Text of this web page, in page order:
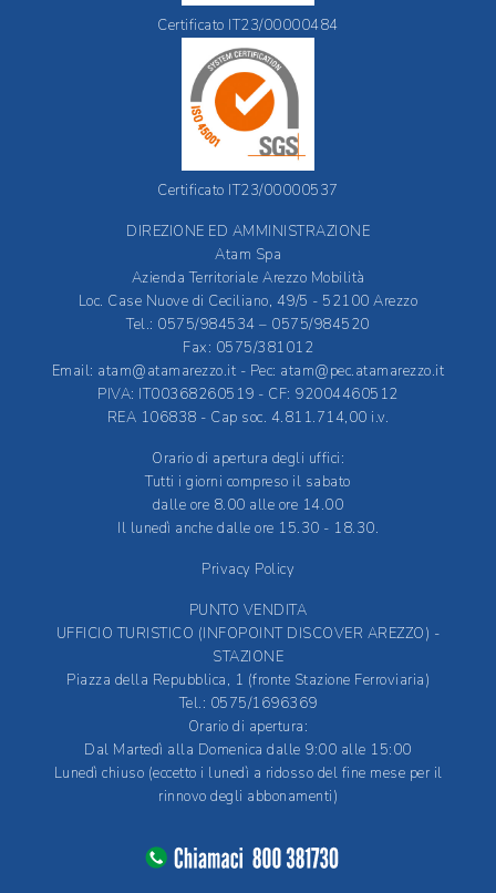
Certificato IT23/00000484
Certificato IT23/00000537
DIREZIONE ED AMMINISTRAZIONE
Atam Spa
Azienda Territoriale Arezzo Mobilità
Loc. Case Nuove di Ceciliano, 49/5 - 52100 Arezzo
Tel.: 0575/984534 – 0575/984520
Fax: 0575/381012
Email: atam@atamarezzo.it - Pec: atam@pec.atamarezzo.it
PIVA: IT00368260519 - CF: 92004460512
REA 106838 - Cap soc. 4.811.714,00 i.v.
Orario di apertura degli uffici:
Tutti i giorni compreso il sabato
dalle ore 8.00 alle ore 14.00
Il lunedì anche dalle ore 15.30 - 18.30.
Privacy Policy
PUNTO VENDITA
UFFICIO TURISTICO (INFOPOINT DISCOVER AREZZO) -
STAZIONE
Piazza della Repubblica, 1 (fronte Stazione Ferroviaria)
Tel.: 0575/1696369
Orario di apertura:
Dal Martedì alla Domenica dalle 9:00 alle 15:00
Lunedì chiuso (eccetto i lunedì a ridosso del fine mese per il
rinnovo degli abbonamenti)